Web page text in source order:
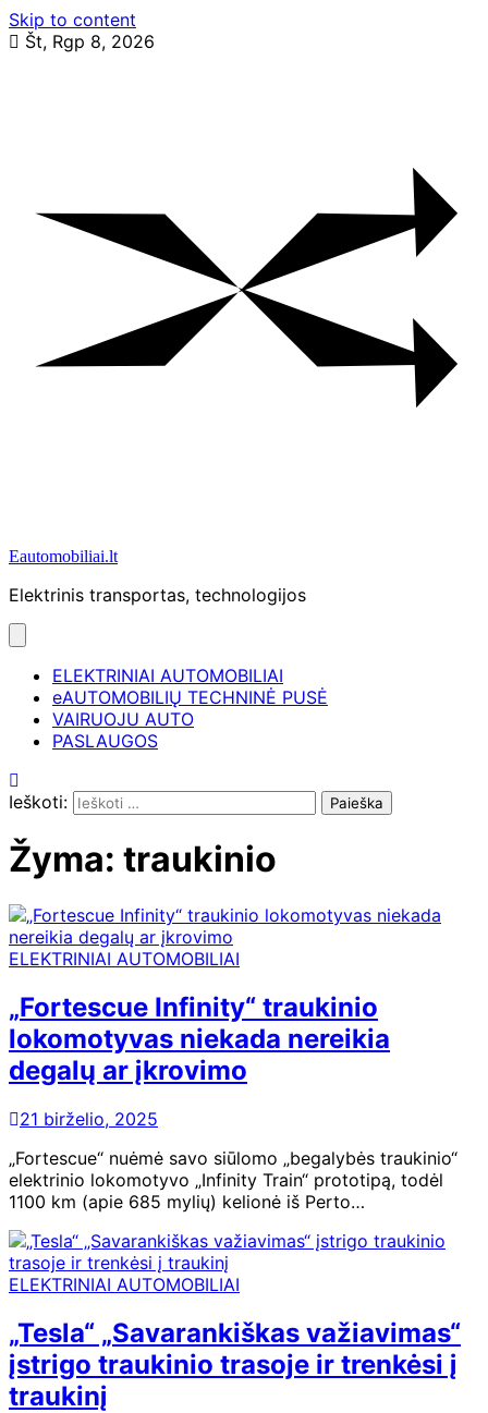
Skip to content
Št, Rgp 8, 2026
Eautomobiliai.lt
Elektrinis transportas, technologijos
ELEKTRINIAI AUTOMOBILIAI
eAUTOMOBILIŲ TECHNINĖ PUSĖ
VAIRUOJU AUTO
PASLAUGOS
Ieškoti:
Žyma: traukinio
ELEKTRINIAI AUTOMOBILIAI
„Fortescue Infinity“ traukinio
lokomotyvas niekada nereikia
degalų ar įkrovimo
21 birželio, 2025
„Fortescue“ nuėmė savo siūlomo „begalybės traukinio“
elektrinio lokomotyvo „Infinity Train“ prototipą, todėl
1100 km (apie 685 mylių) kelionė iš Perto…
ELEKTRINIAI AUTOMOBILIAI
„Tesla“ „Savarankiškas važiavimas“
įstrigo traukinio trasoje ir trenkėsi į
traukinį